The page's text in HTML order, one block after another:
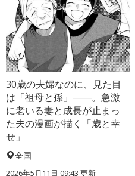
30歳の夫婦なのに、見た目
は「祖母と孫」――。急激
に老いる妻と成長が止まっ
た夫の漫画が描く「歳と幸
せ」
全国
2026年5月11日 09:43 更新